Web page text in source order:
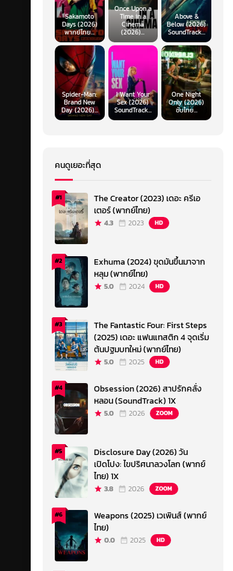
Sakamoto
Days (2026)
พากย์ไทย...
Once Upon a
Time in a
Cinema
(2026)...
Above &
Below (2026)
SoundTrack...
Spider-Man:
Brand New
Day (2026)...
I Want Your
Sex (2026)
SoundTrack...
One Night
Only (2026)
ซับไทย...
คนดูเยอะที่สุด
#1
The Creator (2023) เดอะ ครีเอ
เตอร์ (พากย์ไทย)
4.3 2023 HD
#2
Exhuma (2024) ขุดมันขึ้นมาจาก
หลุม (พากย์ไทย)
5.0 2024 HD
#3
The Fantastic Four: First Steps
(2025) เดอะ แฟนแทสติก 4 จุดเริ่ม
ต้นปฐมบทใหม่ (พากย์ไทย)
5.0 2025 HD
#4
Obsession (2026) สาปรักคลั่ง
หลอน (SoundTrack) 1X
5.0 2026 ZOOM
#5
Disclosure Day (2026) วัน
เปิดโปง: ไขปริศนาลวงโลก (พากย์
ไทย) 1X
3.8 2026 ZOOM
#6
Weapons (2025) เวเพินส์ (พากย์
ไทย)
0.0 2025 HD